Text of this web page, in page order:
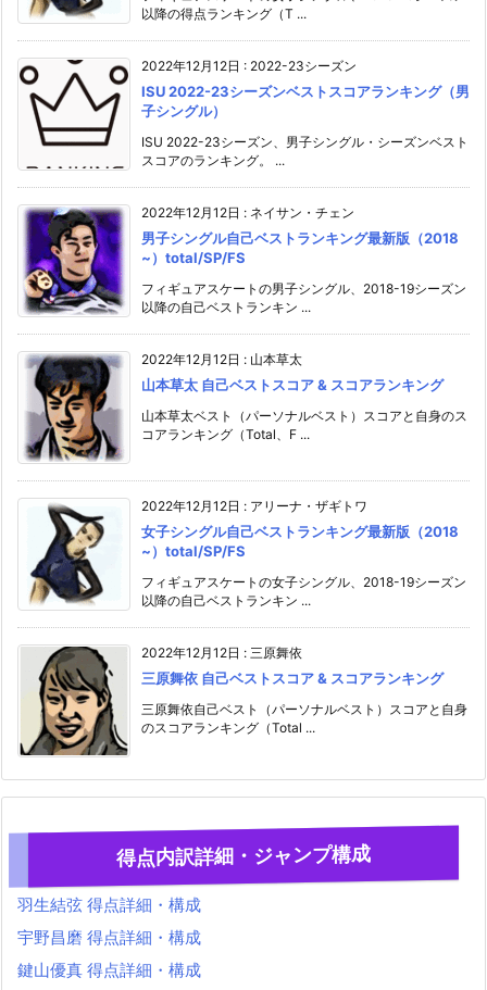
以降の得点ランキング（T ...
2022年12月12日 : 2022-23シーズン
ISU 2022-23シーズンベストスコアランキング（男
子シングル）
ISU 2022-23シーズン、男子シングル・シーズンベスト
スコアのランキング。 ...
2022年12月12日 : ネイサン・チェン
男子シングル自己ベストランキング最新版（2018
~）total/SP/FS
フィギュアスケートの男子シングル、2018-19シーズン
以降の自己ベストランキン ...
2022年12月12日 : 山本草太
山本草太 自己ベストスコア & スコアランキング
山本草太ベスト（パーソナルベスト）スコアと自身のス
コアランキング（Total、F ...
2022年12月12日 : アリーナ・ザギトワ
女子シングル自己ベストランキング最新版（2018
~）total/SP/FS
フィギュアスケートの女子シングル、2018-19シーズン
以降の自己ベストランキン ...
2022年12月12日 : 三原舞依
三原舞依 自己ベストスコア & スコアランキング
三原舞依自己ベスト（パーソナルベスト）スコアと自身
のスコアランキング（Total ...
得点内訳詳細・ジャンプ構成
羽生結弦 得点詳細・構成
宇野昌磨 得点詳細・構成
鍵山優真 得点詳細・構成